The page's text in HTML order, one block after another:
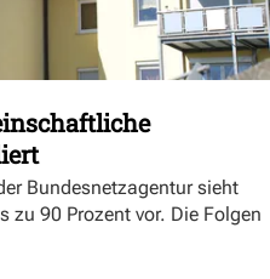
Bundesnetzagentur sieht
zu 90 Prozent vor. Die Folgen